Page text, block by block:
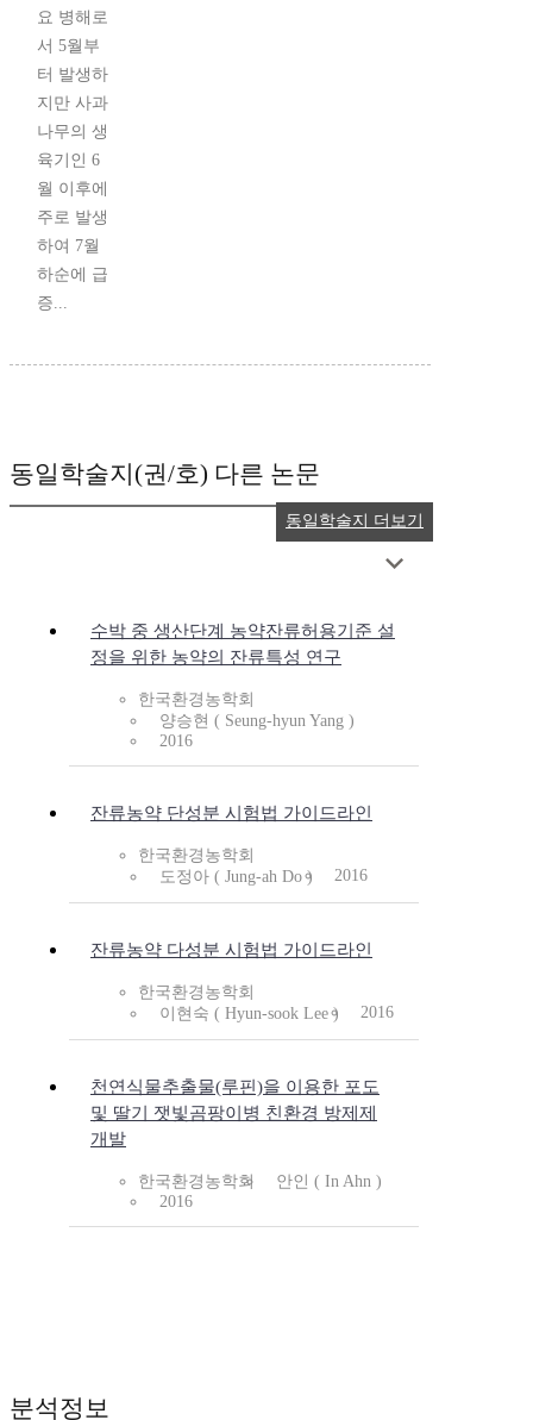
요 병해로
서 5월부
터 발생하
지만 사과
나무의 생
육기인 6
월 이후에
주로 발생
하여 7월
하순에 급
증...
동일학술지(권/호) 다른 논문
수박 중 생산단계 농약잔류허용기준 설
정을 위한 농약의 잔류특성 연구
한국환경농학회
양승현 ( Seung-hyun Yang )
2016
잔류농약 단성분 시험법 가이드라인
한국환경농학회
도정아 ( Jung-ah Do )
2016
잔류농약 다성분 시험법 가이드라인
한국환경농학회
이현숙 ( Hyun-sook Lee )
2016
천연식물추출물(루핀)을 이용한 포도
및 딸기 잿빛곰팡이병 친환경 방제제
개발
한국환경농학회
안인 ( In Ahn )
2016
동일학술지 더보기
분석정보